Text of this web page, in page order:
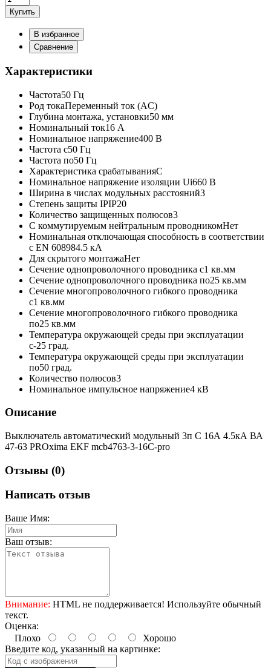
Купить
В избранное
Сравнение
Характеристики
Частота50 Гц
Род токаПеременный ток (AC)
Глубина монтажа, установки50 мм
Номинальный ток16 А
Номинальное напряжение400 В
Частота с50 Гц
Частота по50 Гц
Характеристика срабатыванияC
Номинальное напряжение изоляции Ui660 В
Ширина в числах модульных расстояний3
Степень защиты IPIP20
Количество защищенных полюсов3
С коммутируемым нейтральным проводникомНет
Номинальная отключающая способность в соответствии
с EN 608984.5 кА
Для скрытого монтажаНет
Сечение однопроволочного проводника с1 кв.мм
Сечение однопроволочного проводника по25 кв.мм
Сечение многопроволочного гибкого проводника
с1 кв.мм
Сечение многопроволочного гибкого проводника
по25 кв.мм
Температура окружающей среды при эксплуатации
с-25 град.
Температура окружающей среды при эксплуатации
по50 град.
Количество полюсов3
Номинальное импульсное напряжение4 кВ
Описание
Выключатель автоматический модульный 3п C 16А 4.5кА ВА
47-63 PROxima EKF mcb4763-3-16C-pro
Отзывы (0)
Написать отзыв
Ваше Имя:
Ваш отзыв:
Внимание: HTML не поддерживается! Используйте обычный
текст.
Оценка:
Плохо
Хорошо
Введите код, указанный на картинке: